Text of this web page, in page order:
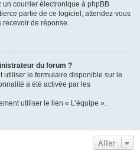
courrier électronique à phpBB
partie de ce logiciel, attendez-vous
recevoir de réponse.
du forum ?
utiliser le formulaire disponible sur le
a été activée par les
utiliser le lien « L’équipe ».
Aller